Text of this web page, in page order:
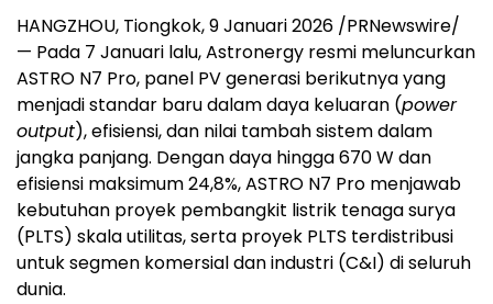
HANGZHOU, Tiongkok,9 Januari 2026 /PRNewswire/
— Pada 7 Januari lalu, Astronergy resmi meluncurkan
ASTRO N7 Pro, panel PV generasi berikutnya yang
menjadi standar baru dalam daya keluaran (power
output), efisiensi, dan nilai tambah sistem dalam
jangka panjang. Dengan daya hingga 670 W dan
efisiensi maksimum 24,8%, ASTRO N7 Pro menjawab
kebutuhan proyek pembangkit listrik tenaga surya
(PLTS) skala utilitas, serta proyek PLTS terdistribusi
untuk segmen komersial dan industri (C&I) di seluruh
dunia.